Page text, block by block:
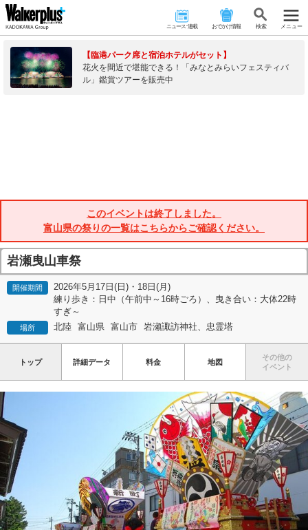
ニュース･連載 おでかけ情報 検 索 メニュー
【臨港パーク席と宿泊ホテルがセット】
花火を間近で堪能できる！「みなとみらいフェスティバ
ル」鑑賞ツアーを販売中
このイベントは終了しました。
富山県の祭りの一覧はこちらからご確認ください。
岩瀬曳山車祭
開催期間
2026年5月17日(日)・18日(月)
練り歩き：日中（午前中～16時ごろ）、曳き合い：大体22時
すぎ～
場所 北陸 富山県 富山市 岩瀬諏訪神社、忠霊塔
トップ 詳細データ 料金 地図
その他の
イベント